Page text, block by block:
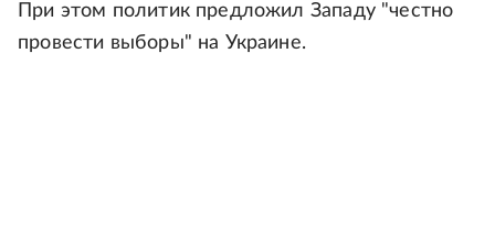
При этом политик предложил Западу "честно
провести выборы" на Украине.